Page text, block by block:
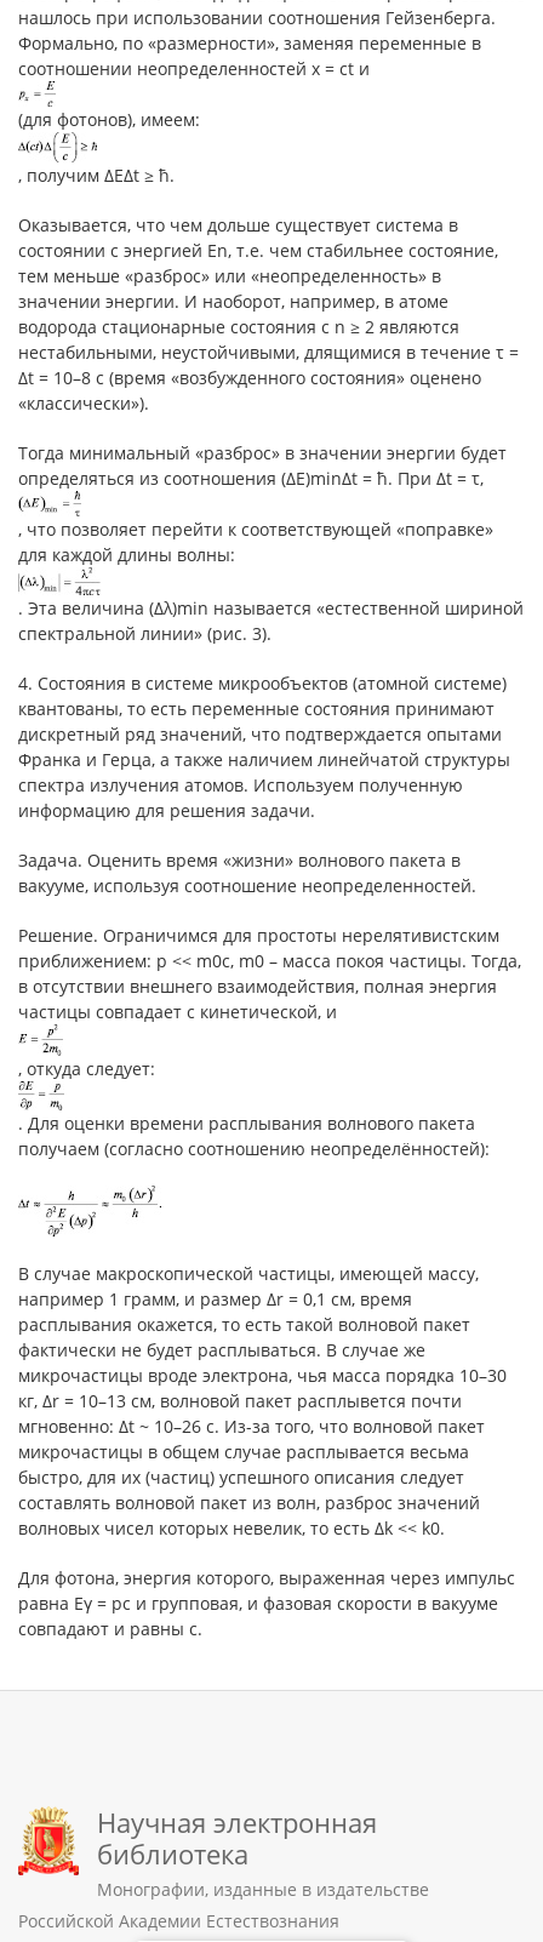
нашлось при использовании соотношения Гейзенберга.
Формально, по «размерности», заменяя переменные в
соотношении неопределенностей x = ct и
(для фотонов), имеем:
, получим ΔEΔt ≥ ħ.
Оказывается, что чем дольше существует система в
состоянии с энергией En, т.е. чем стабильнее состояние,
тем меньше «разброс» или «неопределенность» в
значении энергии. И наоборот, например, в атоме
водорода стационарные состояния с n ≥ 2 являются
нестабильными, неустойчивыми, длящимися в течение τ =
Δt = 10–8 c (время «возбужденного состояния» оценено
«классически»).
Тогда минимальный «разброс» в значении энергии будет
определяться из соотношения (ΔE)minΔt = ħ. При Δt = τ,
, что позволяет перейти к соответствующей «поправке»
для каждой длины волны:
. Эта величина (Δλ)min называется «естественной шириной
спектральной линии» (рис. 3).
4. Состояния в системе микрообъектов (атомной системе)
квантованы, то есть переменные состояния принимают
дискретный ряд значений, что подтверждается опытами
Франка и Герца, а также наличием линейчатой структуры
спектра излучения атомов. Используем полученную
информацию для решения задачи.
Задача. Оценить время «жизни» волнового пакета в
вакууме, используя соотношение неопределенностей.
Решение. Ограничимся для простоты нерелятивистским
приближением: p << m0c, m0 – масса покоя частицы. Тогда,
в отсутствии внешнего взаимодействия, полная энергия
частицы совпадает с кинетической, и
, откуда следует:
. Для оценки времени расплывания волнового пакета
получаем (согласно соотношению неопределённостей):
В случае макроскопической частицы, имеющей массу,
например 1 грамм, и размер Δr = 0,1 см, время
расплывания окажется, то есть такой волновой пакет
фактически не будет расплываться. В случае же
микрочастицы вроде электрона, чья масса порядка 10–30
кг, Δr = 10–13 см, волновой пакет расплывется почти
мгновенно: Δt ~ 10–26 с. Из-за того, что волновой пакет
микрочастицы в общем случае расплывается весьма
быстро, для их (частиц) успешного описания следует
составлять волновой пакет из волн, разброс значений
волновых чисел которых невелик, то есть Δk << k0.
Для фотона, энергия которого, выраженная через импульс
равна Eγ = pc и групповая, и фазовая скорости в вакууме
совпадают и равны с.
Научная электронная
библиотека
Монографии, изданные в издательстве
Российской Академии Естествознания